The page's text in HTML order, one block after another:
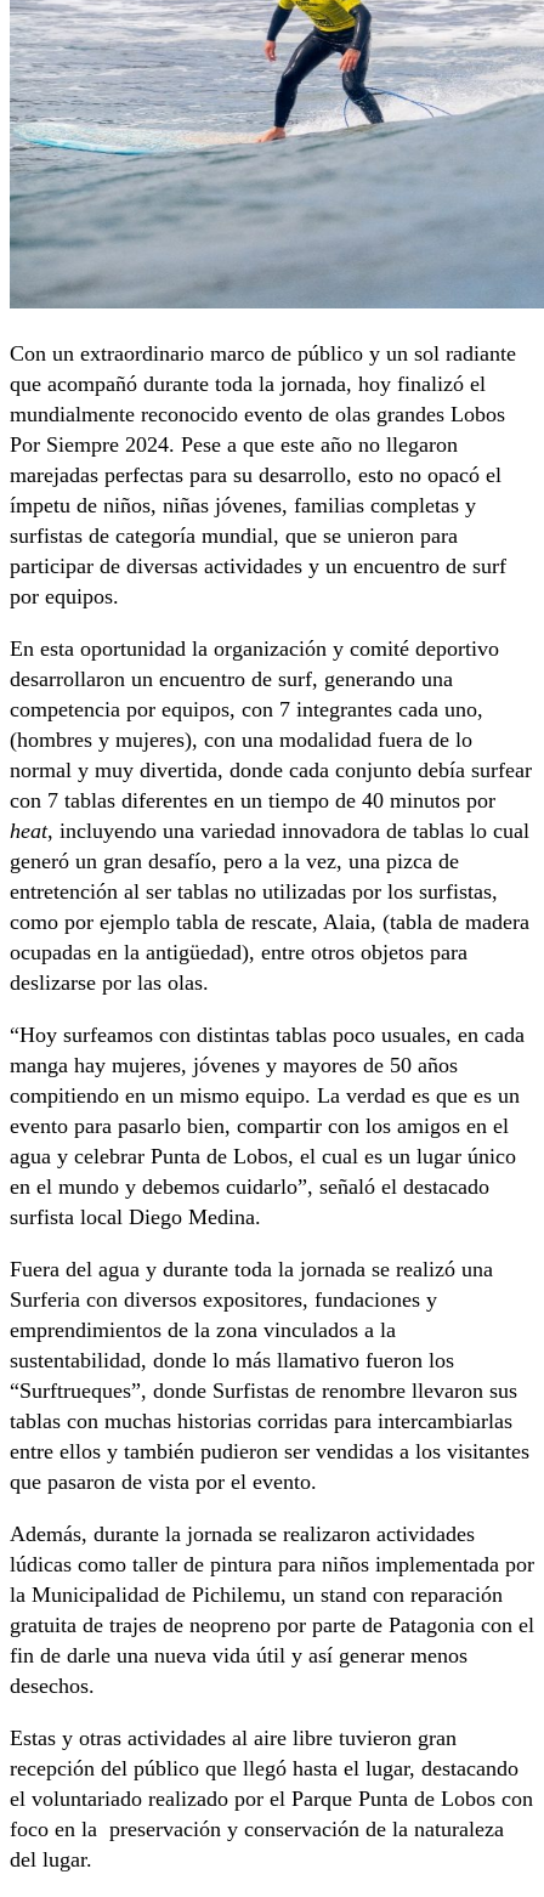
Con un extraordinario marco de público y un sol radiante
que acompañó durante toda la jornada, hoy finalizó el
mundialmente reconocido evento de olas grandes Lobos
Por Siempre 2024. Pese a que este año no llegaron
marejadas perfectas para su desarrollo, esto no opacó el
ímpetu de niños, niñas jóvenes, familias completas y
surfistas de categoría mundial, que se unieron para
participar de diversas actividades y un encuentro de surf
por equipos.
En esta oportunidad la organización y comité deportivo
desarrollaron un encuentro de surf, generando una
competencia por equipos, con 7 integrantes cada uno,
(hombres y mujeres), con una modalidad fuera de lo
normal y muy divertida, donde cada conjunto debía surfear
con 7 tablas diferentes en un tiempo de 40 minutos por
heat, incluyendo una variedad innovadora de tablas lo cual
generó un gran desafío, pero a la vez, una pizca de
entretención al ser tablas no utilizadas por los surfistas,
como por ejemplo tabla de rescate, Alaia, (tabla de madera
ocupadas en la antigüedad), entre otros objetos para
deslizarse por las olas.
“Hoy surfeamos con distintas tablas poco usuales, en cada
manga hay mujeres, jóvenes y mayores de 50 años
compitiendo en un mismo equipo. La verdad es que es un
evento para pasarlo bien, compartir con los amigos en el
agua y celebrar Punta de Lobos, el cual es un lugar único
en el mundo y debemos cuidarlo”, señaló el destacado
surfista local Diego Medina.
Fuera del agua y durante toda la jornada se realizó una
Surferia con diversos expositores, fundaciones y
emprendimientos de la zona vinculados a la
sustentabilidad, donde lo más llamativo fueron los
“Surftrueques”, donde Surfistas de renombre llevaron sus
tablas con muchas historias corridas para intercambiarlas
entre ellos y también pudieron ser vendidas a los visitantes
que pasaron de vista por el evento.
Además, durante la jornada se realizaron actividades
lúdicas como taller de pintura para niños implementada por
la Municipalidad de Pichilemu, un stand con reparación
gratuita de trajes de neopreno por parte de Patagonia con el
fin de darle una nueva vida útil y así generar menos
desechos.
Estas y otras actividades al aire libre tuvieron gran
recepción del público que llegó hasta el lugar, destacando
el voluntariado realizado por el Parque Punta de Lobos con
foco en la preservación y conservación de la naturaleza
del lugar.